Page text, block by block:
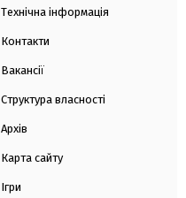
Технічна інформація
Контакти
Вакансії
Структура власності
Архів
Карта сайту
Ігри